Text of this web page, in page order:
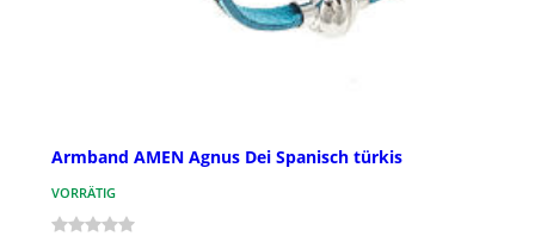
Armband AMEN Agnus Dei Spanisch türkis
VORRÄTIG